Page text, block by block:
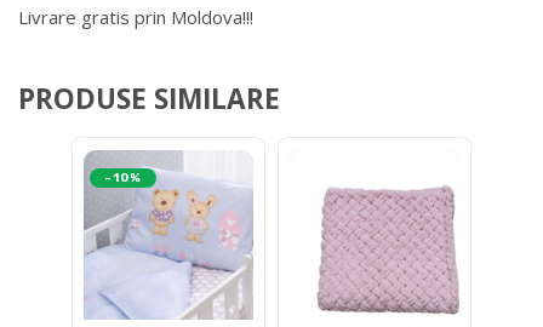
Livrare gratis prin Moldova!!!
PRODUSE SIMILARE
-10%